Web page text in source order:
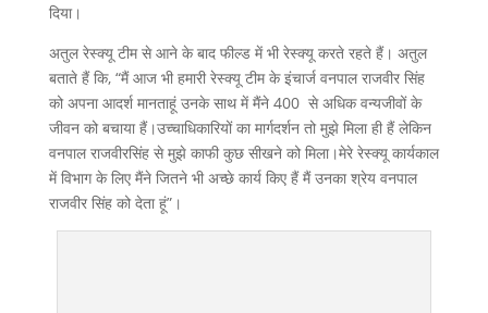
दिया।
अतुल रेस्क्यू टीम से आने के बाद फील्ड में भी रेस्क्यू करते रहते हैं। अतुल
बताते हैं कि, “मैं आज भी हमारी रेस्क्यू टीम के इंचार्ज वनपाल राजवीर सिंह
को अपना आदर्श मानताहूं उनके साथ में मैंने 400 से अधिक वन्यजीवों के
जीवन को बचाया हैं।उच्चाधिकारियों का मार्गदर्शन तो मुझे मिला ही हैं लेकिन
वनपाल राजवीरसिंह से मुझे काफी कुछ सीखने को मिला।मेरे रेस्क्यू कार्यकाल
में विभाग के लिए मैंने जितने भी अच्छे कार्य किए हैं मैं उनका श्रेय वनपाल
राजवीर सिंह को देता हूं”।